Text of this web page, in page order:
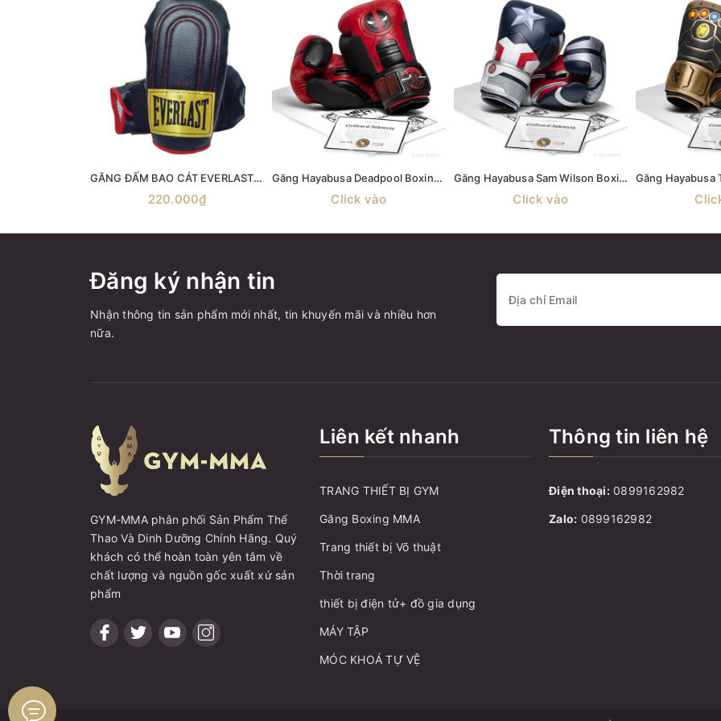
GĂNG ĐẤM BAO CÁT EVERLAST - găng tay tạ oldschool bag glove , Everlast 4310 Everhide Speed Bag Gloves , Everlast Genuine Leather Speed Bag Gloves
220.000₫
Găng Hayabusa Deadpool Boxing Gloves
Click vào
Găng Hayabusa Sam Wilson Boxing Gloves
Click vào
Đăng ký nhận tin
Nhận thông tin sản phẩm mới nhất, tin khuyến mãi và nhiều hơn
nữa.
GYM-MMA phân phối Sản Phẩm Thể
Thao Và Dinh Dưỡng Chính Hãng. Quý
khách có thể hoàn toàn yên tâm về
chất lượng và nguồn gốc xuất xứ sản
phẩm
Liên kết nhanh
TRANG THIẾT BỊ GYM
Găng Boxing MMA
Trang thiết bị Võ thuật
Thời trang
thiết bị điện tử+ đồ gia dụng
MÁY TẬP
MÓC KHOÁ TỰ VỆ
Thông tin liên hệ
Điện thoại: 0899162982
Zalo: 0899162982